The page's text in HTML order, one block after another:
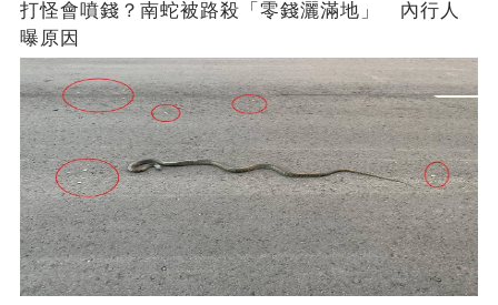
打怪會噴錢？南蛇被路殺「零錢灑滿地」 內行人
曝原因